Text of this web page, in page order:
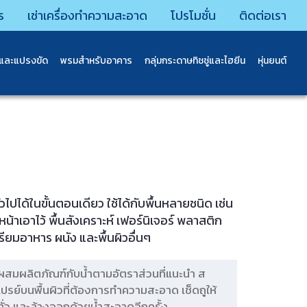
เช่าเครื่องทำความสะอาด โปรโมชั่น ติดต่อเรา
ละแปรงขัด พรมสําหรับอาคาร กลุ่มกระดาษทิชชู่และไฮยีน หุ่นยนต์
ได้ในขั้นตอนเดียว ใช้ได้กับพื้นหลายชนิด เช่น
เอาไว้ พื้นสังเคราะห์ เฟอร์นิเจอร์ พลาสติก
ยมอาหาร ผนัง และพื้นผิวอื่นๆ
สมผลิตภัณฑ์กับน้ำตามอัตราส่วนที่แนะนำ ส
ปรย์บนพื้นผิวที่ต้องการทำความสะอาด เช็ดถูให้